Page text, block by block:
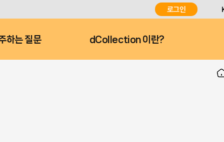
로그인
하는 질문 dCollection 이란?